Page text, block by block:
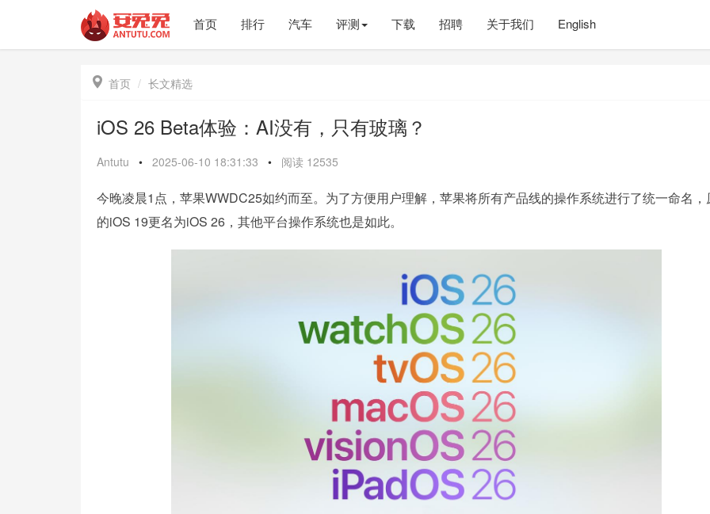
首页 排行 汽车 评测 下载 招聘 关于我们 English
 首页 长文精选
iOS 26 Beta体验：AI没有，只有玻璃？
Antutu • 2025-06-10 18:31:33 • 阅读 12535
今晚凌晨1点，苹果WWDC25如约而至。为了方便用户理解，苹果将所有产品线的操作系统进行了统一命名，
的iOS 19更名为iOS 26，其他平台操作系统也是如此。